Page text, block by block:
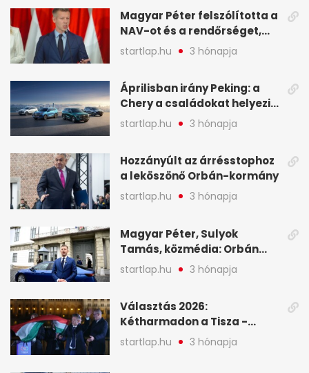
Magyar Péter felszólította a
NAV-ot és a rendőrséget,
tartóztassák le a NER-es
oligarchákat - A hét
startlap.hu 3 hónapja
Áprilisban irány Peking: a
Chery a családokat helyezi
globális mobilitási
programja középpontjába
startlap.hu 3 hónapja
Hozzányúlt az árrésstophoz
a leköszönő Orbán-kormány
startlap.hu 3 hónapja
Magyar Péter, Sulyok
Tamás, közmédia: Orbán
Viktor április 13. óta hallgat,
közben pörögnek az
startlap.hu 3 hónapja
Választás 2026:
Kétharmadon a Tisza -
mutatjuk, hogyan alakulnak
a mandátumok
startlap.hu 3 hónapja